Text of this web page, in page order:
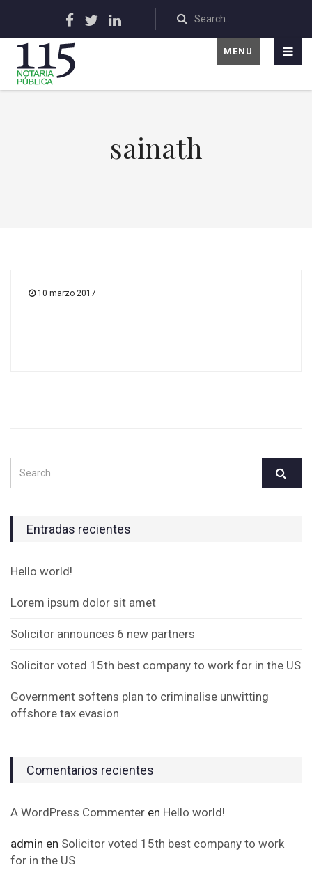
MENU
sainath
10 marzo 2017
Entradas recientes
Hello world!
Lorem ipsum dolor sit amet
Solicitor announces 6 new partners
Solicitor voted 15th best company to work for in the US
Government softens plan to criminalise unwitting
offshore tax evasion
Comentarios recientes
A WordPress Commenter en Hello world!
admin en Solicitor voted 15th best company to work
for in the US